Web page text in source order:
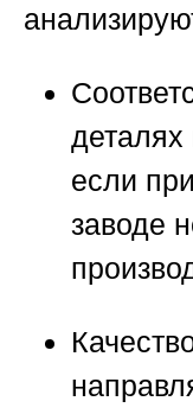
если
заводе